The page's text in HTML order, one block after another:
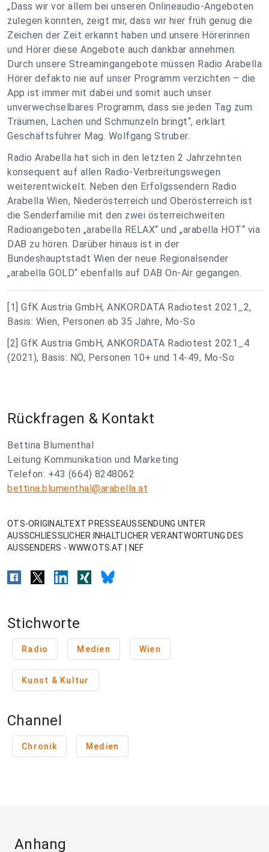
„Dass wir vor allem bei unseren Onlineaudio-Angeboten
zulegen konnten, zeigt mir, dass wir hier früh genug die
Zeichen der Zeit erkannt haben und unsere Hörerinnen
und Hörer diese Angebote auch dankbar annehmen.
Durch unsere Streamingangebote müssen Radio Arabella
Hörer defakto nie auf unser Programm verzichten – die
App ist immer mit dabei und somit auch unser
unverwechselbares Programm, dass sie jeden Tag zum
Träumen, Lachen und Schmunzeln bringt“, erklärt
Geschäftsführer Mag. Wolfgang Struber.
Radio Arabella hat sich in den letzten 2 Jahrzehnten
konsequent auf allen Radio-Verbreitungswegen
weiterentwickelt. Neben den Erfolgssendern Radio
Arabella Wien, Niederösterreich und Oberösterreich ist
die Senderfamilie mit den zwei österreichweiten
Radioangeboten „arabella RELAX“ und „arabella HOT“ via
DAB zu hören. Darüber hinaus ist in der
Bundeshauptstadt Wien der neue Regionalsender
„arabella GOLD“ ebenfalls auf DAB On-Air gegangen.
[1]
GfK Austria GmbH, ANKORDATA Radiotest 2021_2,
Basis: Wien, Personen ab 35 Jahre, Mo-So
[2] GfK Austria GmbH, ANKORDATA Radiotest 2021_4
(2021), Basis: NÖ, Personen 10+ und 14-49, Mo-So
Rückfragen & Kontakt
Bettina Blumenthal
Leitung Kommunikation und Marketing
Telefon: +43 (664) 8248062
bettina.blumenthal@arabella.at
OTS-ORIGINALTEXT PRESSEAUSSENDUNG UNTER
AUSSCHLIESSLICHER INHALTLICHER VERANTWORTUNG DES
AUSSENDERS - WWW.OTS.AT | NEF
Stichworte
Radio Medien Wien
Kunst & Kultur
Channel
Chronik Medien
Anhang